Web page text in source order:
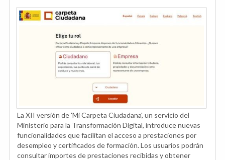
La XII versión de 'Mi Carpeta Ciudadana', un servicio del
Ministerio para la Transformación Digital, introduce nuevas
funcionalidades que facilitan el acceso a prestaciones por
desempleo y certificados de formación. Los usuarios podrán
consultar importes de prestaciones recibidas y obtener